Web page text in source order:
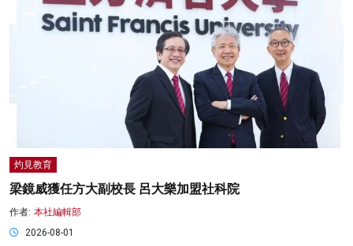
灼見教育
梁鏡威獲任方大副校長 呂大樂加盟社科院
作者: 本社編輯部
2026-08-01